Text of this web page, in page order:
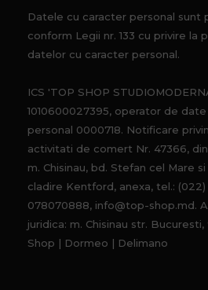
Datele cu caracter personal sunt
conform Legii nr. 133 cu privire la
datelor cu caracter personal.
ICS 'TOP SHOP
1010600027395, operator de
personal 0000718. Notificare
activitati de comert Nr. 47366, din
m. Chisinau, bd. Stefan cel Mare
cladire Kentford, anexa, tel.: (022)
078070888, info@top-shop.md.
juridica: m. Chisinau str. Bucuresti,
Shop | Dormeo | Delimano